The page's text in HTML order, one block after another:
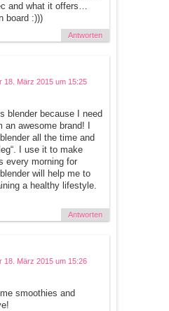
and what it offers…
board :)))
Antworten
18. März 2015 um 15:25
blender because I need
awesome brand! I
all the time and
I use it to make
every morning for
will help me to
a healthy lifestyle.
Antworten
18. März 2015 um 15:26
smoothies and